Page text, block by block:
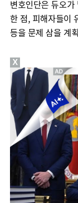
변호인단은 듀오
한 점, 피해자들이
등을 문제 삼을 계
X